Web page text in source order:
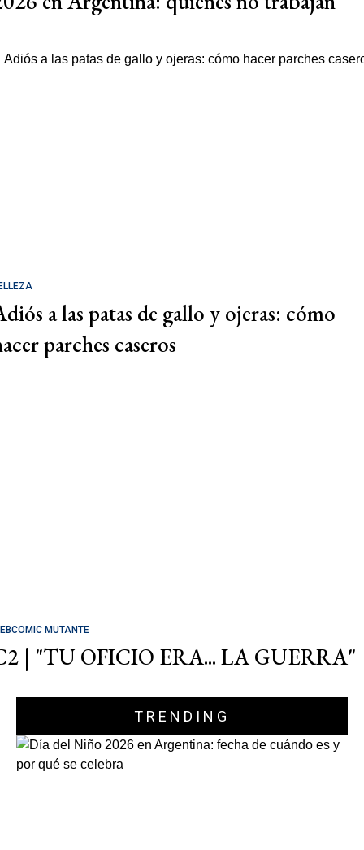
a las patas de gallo y ojeras: cómo
parches caseros
MUTANTE
| "TU OFICIO ERA... LA GUERRA"
TRENDING